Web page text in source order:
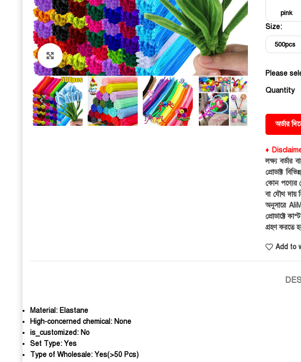
Click to enlarge
pink
Size:
500pcs
Please
Quantity
অর্ডার
♦
লক্ষ্য বর্ডার
প্রোডাক্ট
কোন পণ্যের
বা যৌথ দায়
অনুসারে
প্রোডাক্টে
গ্রহণ করতে
Add to
Material: Elastane
High-concerned chemical: None
is_customized: No
Set Type: Yes
Type of Wholesale: Yes(>50 Pcs)